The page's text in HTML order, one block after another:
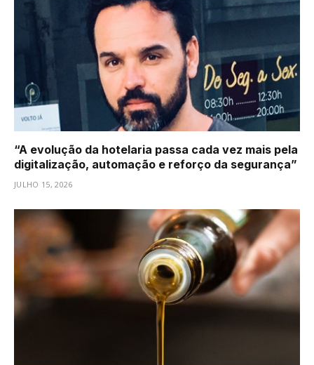
“A evolução da hotelaria passa cada vez mais pela
digitalização, automação e reforço da segurança”
JULHO 15, 2026